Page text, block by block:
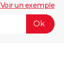
Voir un exemple